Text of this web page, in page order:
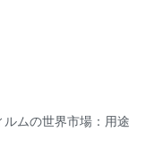
ムの世界市場：用途